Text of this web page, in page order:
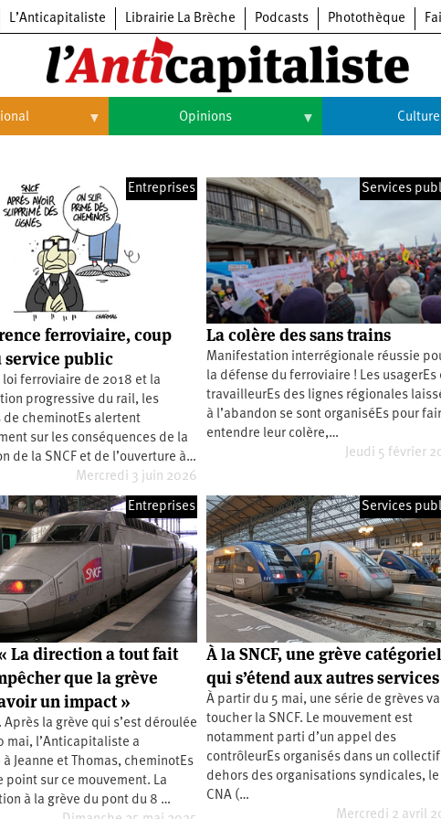
L’Anticapitaliste Librairie La Brèche Podcasts Photothèque
Opinions
Histoire
Culture
Arts
Cinéma
Expositions
Livres
Musique
Entreprises
ferroviaire, coup
service public
loi ferroviaire de 2018 et la
progressive du rail, les
de cheminotEs alertent
sur les conséquences de la
de la SNCF et de l’ouverture à…
Mercredi 3 juin 2026
Services
La colère des sans trains
Manifestation interrégionale réussie
la défense du ferroviaire ! Les usagerEs
travailleurEs des lignes régionales
à l’abandon se sont organiséEs pour
entendre leur colère,…
Jeudi 5 février
Entreprises
La direction a tout fait
que la grève
un impact »
Après la grève qui s’est déroulée
mai, l’Anticapitaliste a
Jeanne et Thomas, cheminotEs
point sur ce mouvement. La
à la grève du pont du 8 …
Services
À la SNCF, une grève
qui s’étend aux autres services
À partir du 5 mai, une série de grèves va
toucher la SNCF. Le mouvement est
notamment parti d’un appel des
contrôleurEs organisés dans un collectif
dehors des organisations syndicales, le
CNA (…
Mercredi 2 avril